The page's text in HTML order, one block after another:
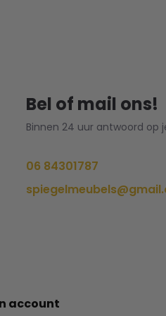
Bel of mail ons!
Binnen 24 uur antwoord op
06 84301787
account